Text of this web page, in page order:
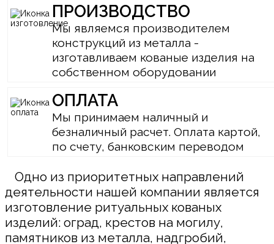
ПРОИЗВОДСТВО
Мы являемся производителем
конструкций из металла -
изготавливаем кованые изделия на
собственном оборудовании
ОПЛАТА
Мы принимаем наличный и
безналичный расчет. Оплата картой,
по счету, банковским переводом
Одно из приоритетных направлений
деятельности нашей компании является
изготовление ритуальных кованых
изделий: оград, крестов на могилу,
памятников из металла, надгробий,